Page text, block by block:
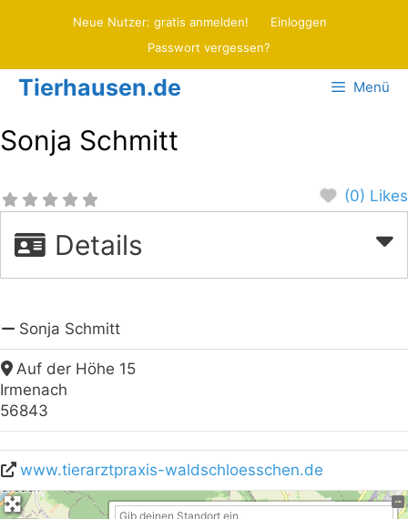
Neue Nutzer: gratis anmelden!
Einloggen
Passwort vergessen?
Tierhausen.de Menü
Sonja Schmitt
(0) Likes
Details
Sonja Schmitt
Auf der Höhe 15
Irmenach
56843
www.tierarztpraxis-waldschloesschen.de